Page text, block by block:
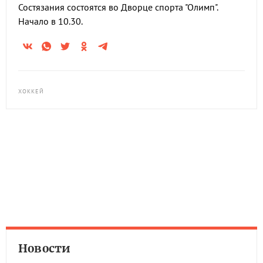
Состязания состоятся во Дворце спорта "Олимп".
Начало в 10.30.
ХОККЕЙ
Новости